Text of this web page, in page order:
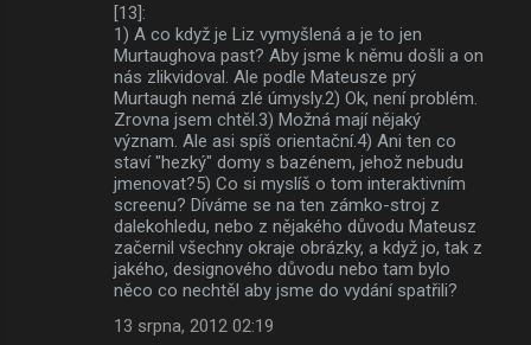
[13]:
1) A co když je Liz vymyšlená a je to jen
Murtaughova past? Aby jsme k němu došli a on
nás zlikvidoval. Ale podle Mateusze prý
Murtaugh nemá zlé úmysly.2) Ok, není problém.
Zrovna jsem chtěl.3) Možná mají nějaký
význam. Ale asi spíš orientační.4) Ani ten co
staví "hezký" domy s bazénem, jehož nebudu
jmenovat?5) Co si myslíš o tom interaktivním
screenu? Díváme se na ten zámko-stroj z
dalekohledu, nebo z nějakého důvodu Mateusz
začernil všechny okraje obrázky, a když jo, tak z
jakého, designového důvodu nebo tam bylo
něco co nechtěl aby jsme do vydání spatřili?
13 srpna, 2012 02:19